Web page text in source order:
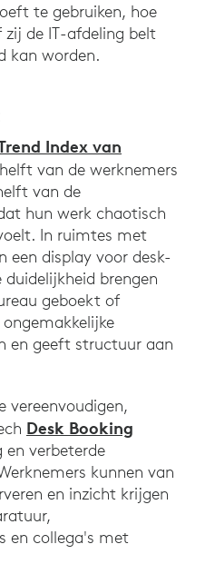
te gebruiken, hoe
de IT-afdeling belt
kan worden.
Index van
van de werknemers
van de
hun werk chaotisch
In ruimtes met
een display voor desk-
brengen
geboekt of
en geeft structuur aan
vereenvoudigen,
Desk Booking
en verbeterde
kunnen van
en inzicht krijgen
en collega's met